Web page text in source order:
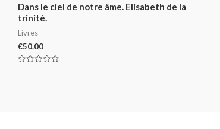
Dans le ciel de notre âme. Elisabeth de la
trinité.
Livres
€50.00